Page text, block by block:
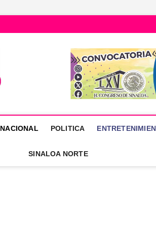
Núcleo Informativo
PORTAL DE NOTICIAS LOCALES DEL ESTADO
NACIONAL POLITICA
SINALOA NORTE